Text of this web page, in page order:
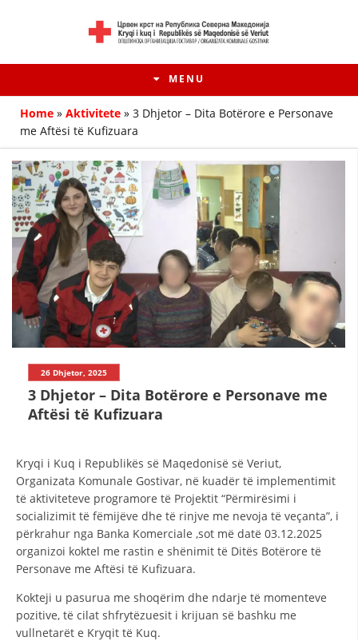
MENU
HISTORIA E LËVIZJES
HISTORIA E KRYQIT TË KUQ
STRUKTURA E ORGANIZATËS
KONTAKT INFORMACIONE
LIGJI I KRYQIT TË KUQ
STATUTI I KRYQIT TË KUQ
BORDI DREJTUES
Home » Aktivitete » 3 Dhjetor – Dita Botërore e Personave
me Aftësi të Kufizuara
26 Dhjetor, 2025
3 Dhjetor – Dita Botërore e Personave me
Aftësi të Kufizuara
Kryqi i Kuq i Republikës së Maqedonisë së Veriut,
Organizata Komunale Gostivar, në kuadër të implementimit
të aktiviteteve programore të Projektit “Përmirësimi i
socializimit të fëmijëve dhe të rinjve me nevoja të veçanta”, i
përkrahur nga Banka Komerciale ,sot më datë 03.12.2025
organizoi koktel me rastin e shënimit të Ditës Botërore të
Personave me Aftësi të Kufizuara.
Kokteji u pasurua me shoqërim dhe ndarje të momenteve
pozitive, të cilat shfrytëzuesit i krijuan së bashku me
vullnetarët e Kryqit të Kuq.